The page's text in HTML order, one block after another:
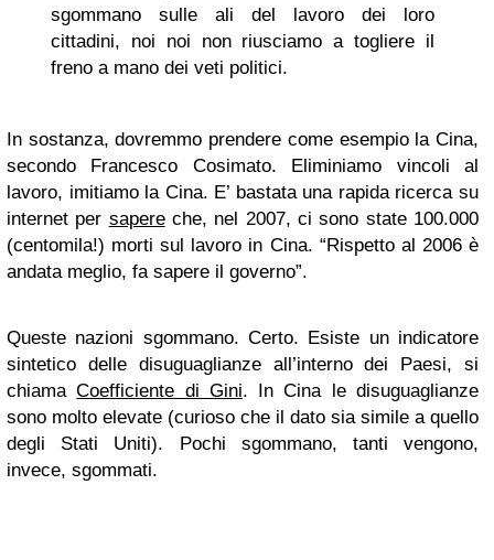
sgommano sulle ali del lavoro dei loro
cittadini, noi noi non riusciamo a togliere il
freno a mano dei veti politici.
In sostanza, dovremmo prendere come esempio la Cina,
secondo Francesco Cosimato. Eliminiamo vincoli al
lavoro, imitiamo la Cina. E’ bastata una rapida ricerca su
internet per sapereche, nel 2007, ci sono state 100.000
(centomila!) morti sul lavoro in Cina. “Rispetto al 2006 è
andata meglio, fa sapere il governo”.
Queste nazioni sgommano. Certo. Esiste un indicatore
sintetico delle disuguaglianze all’interno dei Paesi, si
chiamaCoefficiente di Gini. In Cina le disuguaglianze
sono molto elevate (curioso che il dato sia simile a quello
degli Stati Uniti). Pochi sgommano, tanti vengono,
invece, sgommati.